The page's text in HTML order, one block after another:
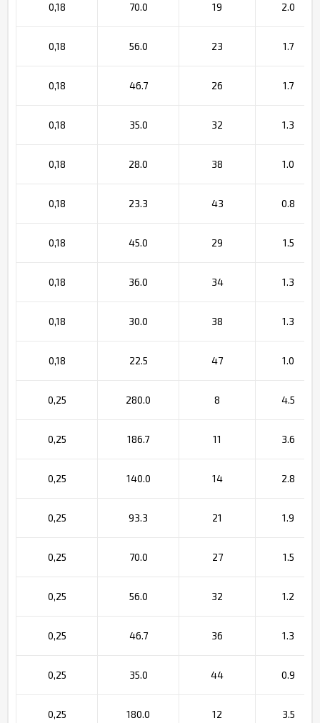
0,18 70.0 19 2.0
0,18 56.0 23 1.7
0,18 46.7 26 1.7
0,18 35.0 32 1.3
0,18 28.0 38 1.0
0,18 23.3 43 0.8
0,18 45.0 29 1.5
0,18 36.0 34 1.3
0,18 30.0 38 1.3
0,18 22.5 47 1.0
0,25 280.0 8 4.5
0,25 186.7 11 3.6
0,25 140.0 14 2.8
0,25 93.3 21 1.9
0,25 70.0 27 1.5
0,25 56.0 32 1.2
0,25 46.7 36 1.3
0,25 35.0 44 0.9
0,25 180.0 12 3.5